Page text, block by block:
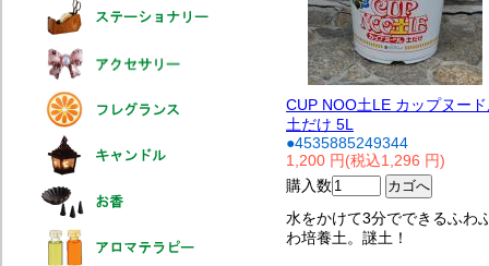
CUP NOO土LE カップヌー
土だけ 5L
●4535885249344
1,200 円(税込1,296 円)
購入数
水をかけて3分でできるふわ
わ培養土。謎土！